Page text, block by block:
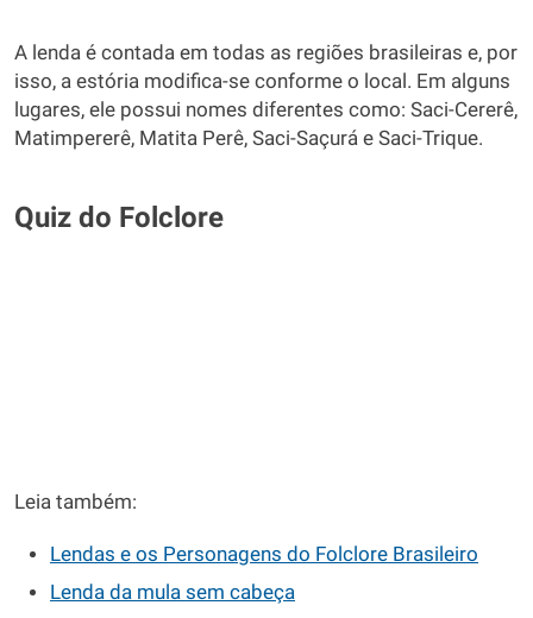
A lenda é contada em todas as regiões brasileiras e, por
isso, a estória modifica-se conforme o local. Em alguns
lugares, ele possui nomes diferentes como: Saci-Cererê,
Matimpererê, Matita Perê, Saci-Saçurá e Saci-Trique.
Quiz do Folclore
Leia também:
Lendas e os Personagens do Folclore Brasileiro
Lenda da mula sem cabeça